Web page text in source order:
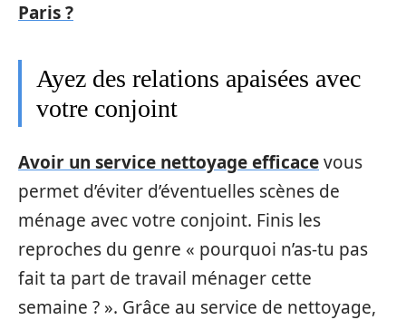
Paris ?
Ayez des relations apaisées avec
votre conjoint
Avoir un service nettoyage efficacevous
permet d’éviter d’éventuelles scènes de
ménage avec votre conjoint. Finis les
reproches du genre « pourquoi n’as-tu pas
fait ta part de travail ménager cette
semaine ? ». Grâce au service de nettoyage,